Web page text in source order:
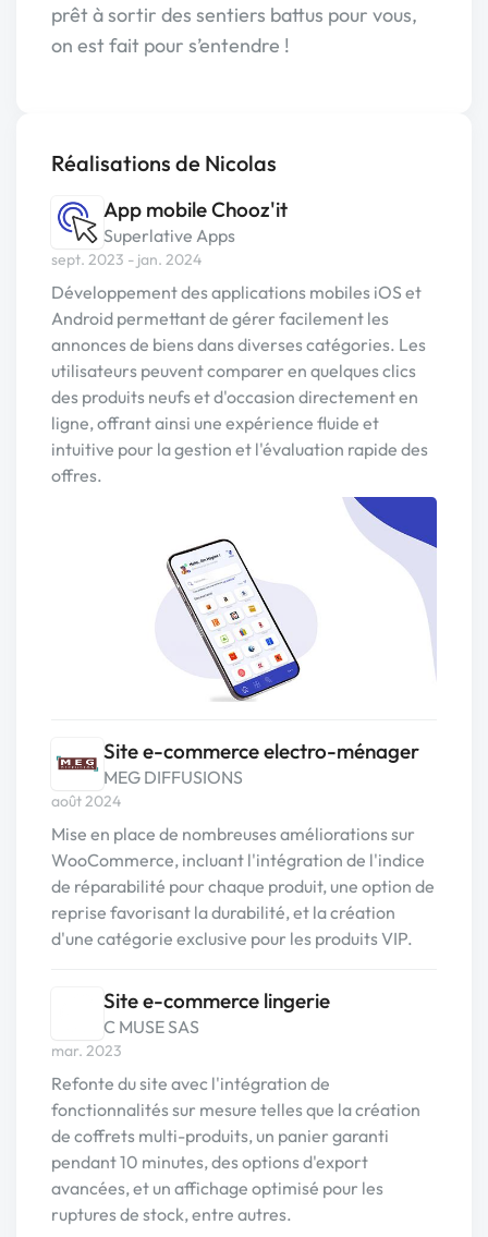
prêt à sortir des sentiers battus pour vous,
on est fait pour s’entendre !
Réalisations de Nicolas
App mobile Chooz'it
Superlative Apps
sept. 2023 - jan. 2024
Développement des applications mobiles iOS et
Android permettant de gérer facilement les
annonces de biens dans diverses catégories. Les
utilisateurs peuvent comparer en quelques clics
des produits neufs et d'occasion directement en
ligne, offrant ainsi une expérience fluide et
intuitive pour la gestion et l'évaluation rapide des
offres.
Site e-commerce electro-ménager
MEG DIFFUSIONS
août 2024
Mise en place de nombreuses améliorations sur
WooCommerce, incluant l'intégration de l'indice
de réparabilité pour chaque produit, une option de
reprise favorisant la durabilité, et la création
d'une catégorie exclusive pour les produits VIP.
Site e-commerce lingerie
C MUSE SAS
mar. 2023
Refonte du site avec l'intégration de
fonctionnalités sur mesure telles que la création
de coffrets multi-produits, un panier garanti
pendant 10 minutes, des options d'export
avancées, et un affichage optimisé pour les
ruptures de stock, entre autres.